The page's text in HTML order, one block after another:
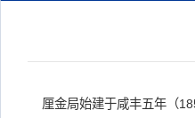
厘金局始建于咸丰五年（